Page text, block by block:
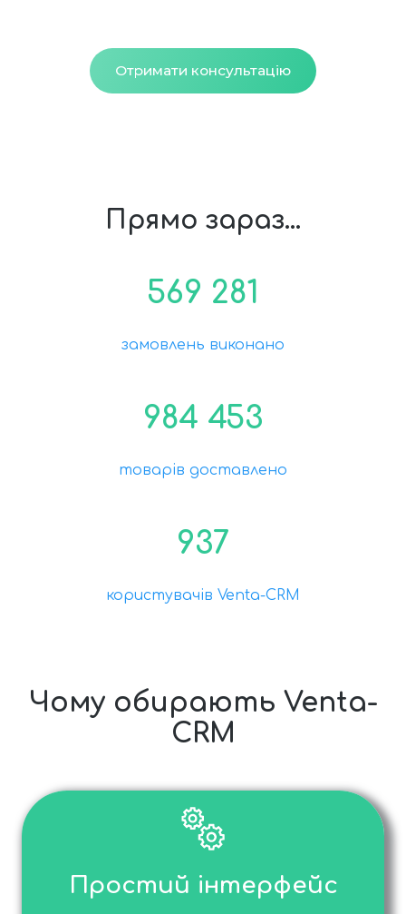
Отримати консультацію
Прямо зараз...
569 281
замовлень виконано
984 453
товарів доставлено
937
користувачів Venta-CRM
Чому обирають Venta-
CRM
Простий інтерфейс